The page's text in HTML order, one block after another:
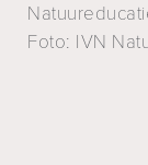
Foto: IVN